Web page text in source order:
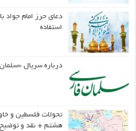
دعای حرز امام جواد
استفاده
درباره سریال
تحولات فلسطین و
هشتم + نقد و توضیح